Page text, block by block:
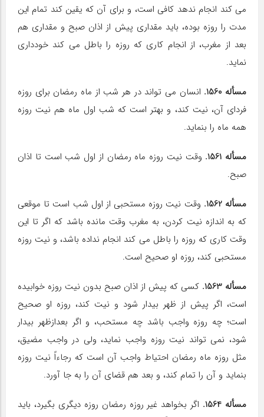
مى‏ کند انجام ندهد کافى است، و براى آن که یقین کند تمام این
مدت را روزه بوده، باید مقدارى پیش از اذان صبح و مقدارى هم
بعد از مغرب، از انجام کارى که روزه را باطل مى‏ کند خوددارى
نماید.
مسأله 1560.
انسان مى‏ تواند در هر شب از ماه رمضان براى روزه
فرداى آن، نیت کند، و بهتر است که شب اول ماه هم نیت روزه
همه ماه را بنماید.
مسأله 1561.
وقت نیت روزه ماه رمضان از اول شب است تا اذان
صبح.
مسأله 1562.
وقت نیت روزه مستحبى از اول شب است تا موقعى
که به اندازه نیت‏ کردن، به مغرب وقت مانده باشد که اگر تا این
وقت کارى که روزه را باطل مى‏ کند انجام نداده باشد، و نیت روزه
مستحبى کند، روزه او صحیح است.
مسأله 1563.
کسى که پیش از اذان صبح بدون نیت روزه خوابیده
است، اگر پیش از ظهر بیدار شود و نیت کند، روزه او صحیح
است؛ چه روزه واجب باشد چه مستحب، و اگر بعدازظهر بیدار
شود، نمى‏ تواند نیت روزه واجب نماید، ولى در واجب مضیق،
مثل روزه ماه رمضان احتیاط واجب آن است که رجاءاً نیت روزه
بنماید و آن را تمام کند، و بعد هم قضاى آن را به جا آورد.
مسأله 1564.
اگر بخواهد غیر روزه رمضان روزه دیگرى بگیرد، باید